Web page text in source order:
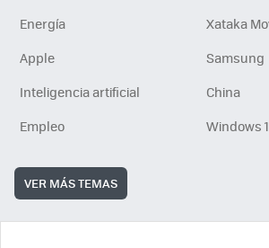
Energía
Xataka
Apple
Samsung
Inteligencia artificial
China
Empleo
Windows
VER MÁS TEMAS